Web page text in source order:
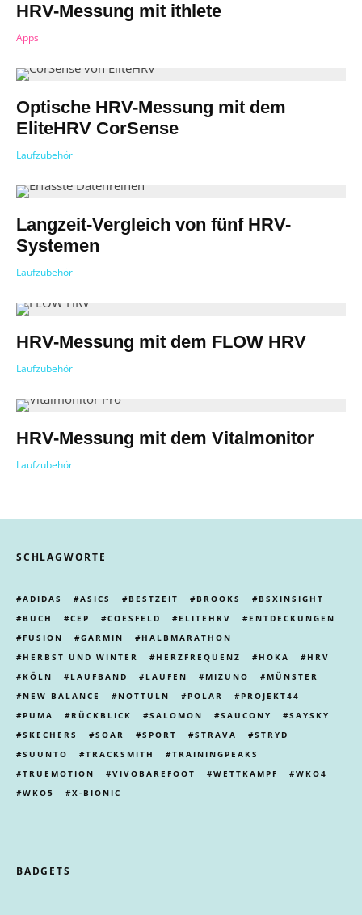
HRV-Messung mit ithlete
Apps
Optische HRV-Messung mit dem
EliteHRV CorSense
Laufzubehör
Langzeit-Vergleich von fünf HRV-
Systemen
Laufzubehör
HRV-Messung mit dem FLOW HRV
Laufzubehör
HRV-Messung mit dem Vitalmonitor
Laufzubehör
SCHLAGWORTE
ADIDAS ASICS BESTZEIT BROOKS
BSXINSIGHT
BUCH
CEP COESFELD ELITEHRV
ENTDECKUNGEN
FUSION
GARMIN
HALBMARATHON
HERBST UND WINTER
HERZFREQUENZ HOKA
HRV
KÖLN
LAUFBAND LAUFEN MIZUNO
MÜNSTER
NEW BALANCE
NOTTULN POLAR
PROJEKT44
PUMA
RÜCKBLICK SALOMON SAUCONY
SAYSKY
SKECHERS
SOAR SPORT STRAVA
STRYD
SUUNTO
TRACKSMITH
TRAININGPEAKS
TRUEMOTION
VIVOBAREFOOT WETTKAMPF
WKO4
WKO5
X-BIONIC
BADGETS